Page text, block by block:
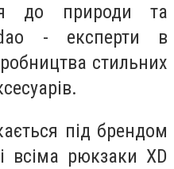
до природи та
- експерти в
стильних
під брендом
всіма рюкзаки XD